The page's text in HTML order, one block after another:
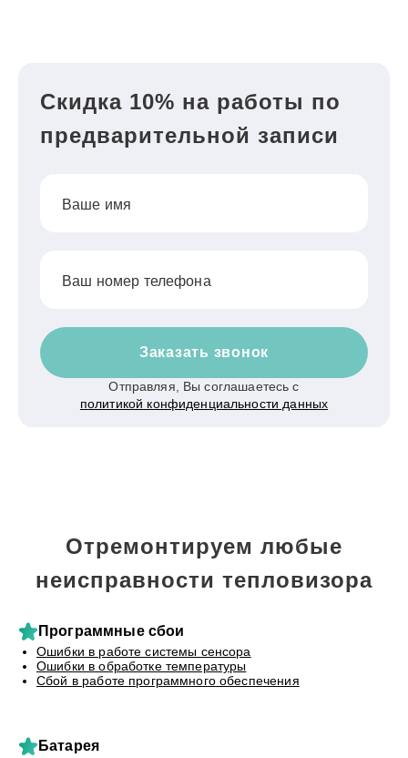
Скидка 10% на работы по
предварительной записи
Ваше имя
Ваш номер телефона
Заказать звонок
Отправляя, Вы соглашаетесь с
политикой конфиденциальности данных
Отремонтируем любые
неисправности тепловизора
Программные сбои
Ошибки в работе системы сенсора
Ошибки в обработке температуры
Сбой в работе программного обеспечения
Батарея